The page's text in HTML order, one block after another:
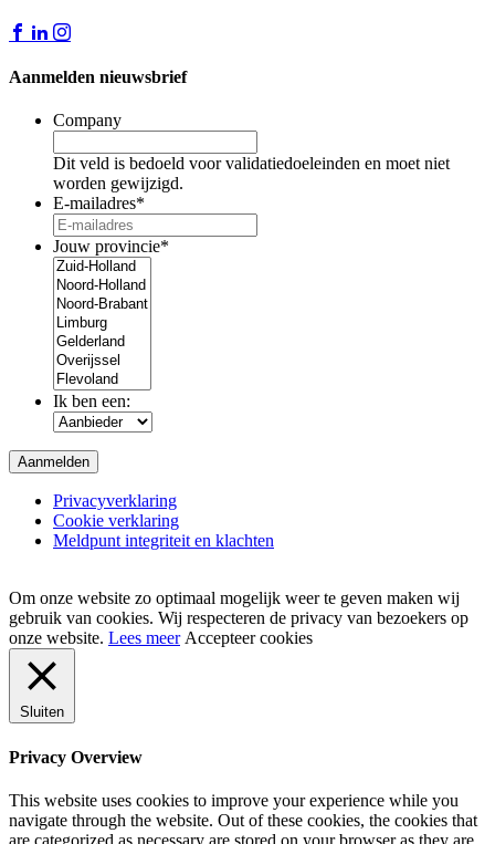
Aanmelden nieuwsbrief
Company
Dit veld is bedoeld voor validatiedoeleinden en moet niet
worden gewijzigd.
E-mailadres*
Jouw provincie*
Ik ben een:
Privacyverklaring
Cookie verklaring
Meldpunt integriteit en klachten
Om onze website zo optimaal mogelijk weer te geven maken wij
gebruik van cookies. Wij respecteren de privacy van bezoekers op
onze website. Lees meer Accepteer cookies
Sluiten
Privacy Overview
This website uses cookies to improve your experience while you
navigate through the website. Out of these cookies, the cookies that
are categorized as necessary are stored on your browser as they are